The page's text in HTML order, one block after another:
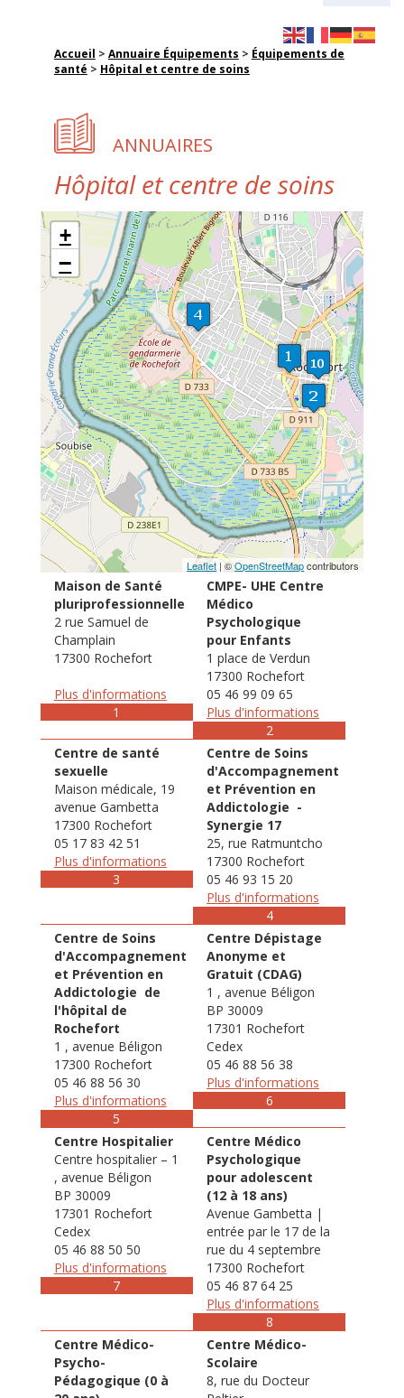
Accueil > Annuaire Équipements > Équipements de
santé > Hôpital et centre de soins
ANNUAIRES
Hôpital et centre de soins
+
−
Leaflet | ©OpenStreetMapcontributors
Maison de Santé
pluriprofessionnelle
2 rue Samuel de
Champlain
17300 Rochefort
Plus d'informations
1
CMPE- UHE Centre
Médico
Psychologique
pour Enfants
1 place de Verdun
17300 Rochefort
05 46 99 09 65
Plus d'informations
2
Centre de santé
sexuelle
Maison médicale, 19
avenue Gambetta
17300 Rochefort
05 17 83 42 51
Plus d'informations
3
Centre de Soins
d'Accompagnement
et Prévention en
Addictologie -
Synergie 17
25, rue Ratmuntcho
17300 Rochefort
05 46 93 15 20
Plus d'informations
4
Centre de Soins
d'Accompagnement
et Prévention en
Addictologie de
l'hôpital de
Rochefort
1 , avenue Béligon
17300 Rochefort
05 46 88 56 30
Plus d'informations
5
Centre Dépistage
Anonyme et
Gratuit (CDAG)
1 , avenue Béligon
BP 30009
17301 Rochefort
Cedex
05 46 88 56 38
Plus d'informations
6
Centre Hospitalier
Centre hospitalier – 1
, avenue Béligon
BP 30009
17301 Rochefort
Cedex
05 46 88 50 50
Plus d'informations
7
Centre Médico
Psychologique
pour adolescent
(12 à 18 ans)
Avenue Gambetta |
entrée par le 17 de la
rue du 4 septembre
17300 Rochefort
05 46 87 64 25
Plus d'informations
8
Centre Médico-
Psycho-
Pédagogique (0 à
Centre Médico-
Scolaire
8, rue du Docteur